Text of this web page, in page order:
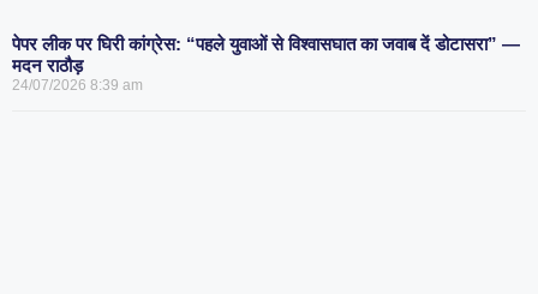
पेपर लीक पर घिरी कांग्रेस: “पहले युवाओं से विश्वासघात का जवाब दें डोटासरा” —
मदन राठौड़
24/07/2026 8:39 am